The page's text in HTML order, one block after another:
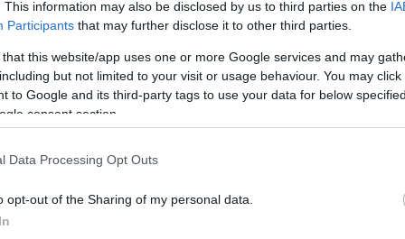
This information may also be disclosed by us to third parties on the
Participants that may further disclose it to other third parties.
that this website/app uses one or more Google services and may
but not limited to your visit or usage behaviour. You may
to Google and its third-party tags to use your data for below
consent section.
Data Processing Opt Outs
opt-out of the Sharing of my personal data.
csiperke